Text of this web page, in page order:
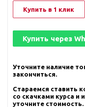
Купить в 1 клик
Купить через
Уточните наличие
закончиться.
Стараемся ставить
со скачками курса и
уточните стоимость.